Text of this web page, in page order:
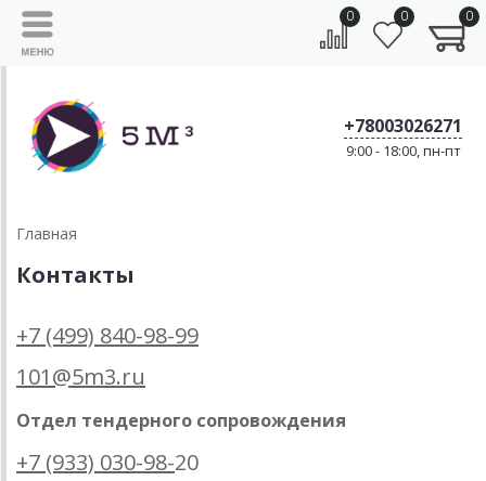
0 0 0
+78003026271
9:00 - 18:00, пн-пт
Главная
Контакты
+7 (499) 840-98-99
101@5m3.ru
Отдел тендерного сопровождения
+7 (933) 030-98-20